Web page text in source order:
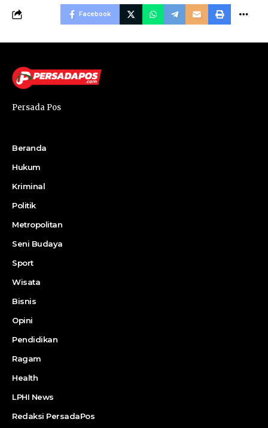
Facebook
Persada Pos
Beranda
Hukum
Kriminal
Politik
Metropolitan
Seni Budaya
Sport
Wisata
Bisnis
Opini
Pendidikan
Ragam
Health
LPHI News
Redaksi PersadaPos